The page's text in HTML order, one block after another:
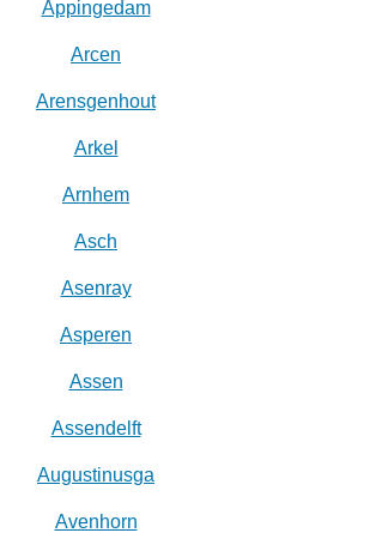
Appingedam
Arcen
Arensgenhout
Arkel
Arnhem
Asch
Asenray
Asperen
Assen
Assendelft
Augustinusga
Avenhorn